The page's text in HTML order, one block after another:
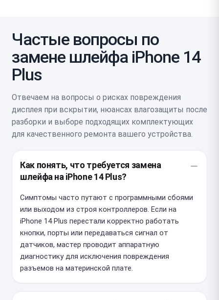
Частые вопросы по
замене шлейфа iPhone 14
Plus
Отвечаем на вопросы о рисках повреждения
дисплея при вскрытии, нюансах влагозащиты после
разборки и выборе подходящих комплектующих
для качественного ремонта вашего устройства.
Как понять, что требуется замена
шлейфа на iPhone 14 Plus?
Симптомы часто путают с программными сбоями
или выходом из строя контроллеров. Если на
iPhone 14 Plus перестали корректно работать
кнопки, порты или передаваться сигнал от
датчиков, мастер проводит аппаратную
диагностику для исключения повреждения
разъемов на материнской плате.